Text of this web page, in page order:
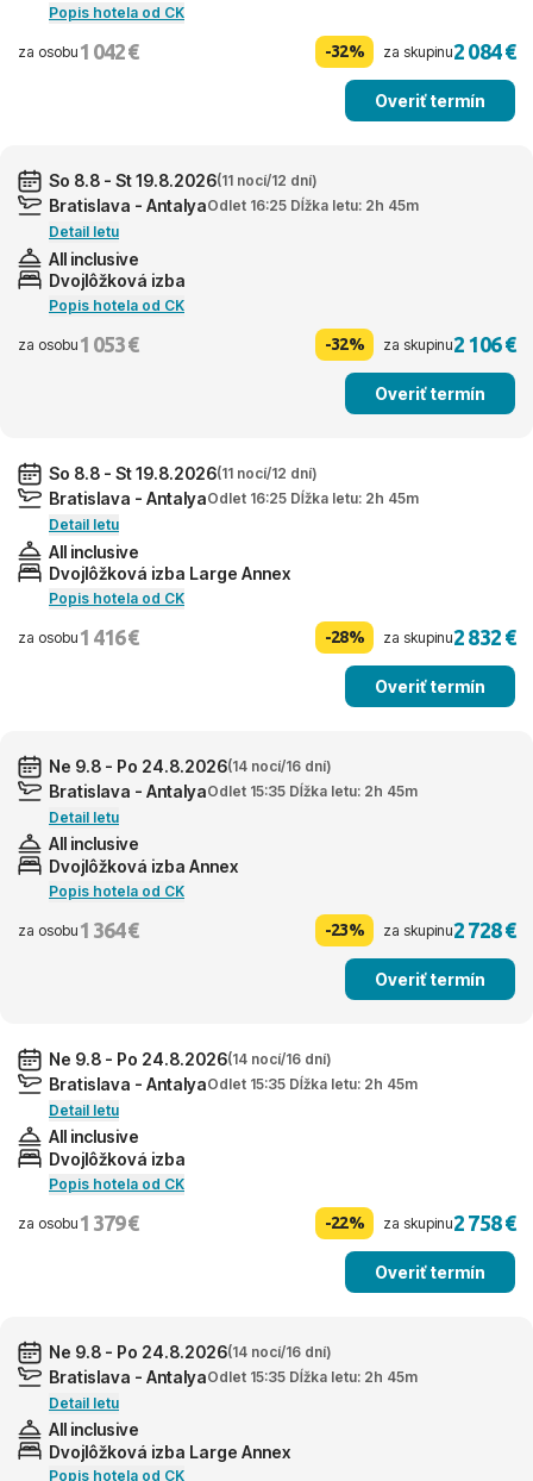
Popis hotela od CK
za osobu 1 042 € -32% za skupinu2 084 €
Overiť termín
So 8.8 - St 19.8.2026(11 nocí/12 dní)
Bratislava - AntalyaOdlet 16:25 Dĺžka letu: 2h 45m
Detail letu
All inclusive
Dvojlôžková izba
Popis hotela od CK
za osobu 1 053 € -32% za skupinu2 106 €
Overiť termín
So 8.8 - St 19.8.2026(11 nocí/12 dní)
Bratislava - AntalyaOdlet 16:25 Dĺžka letu: 2h 45m
Detail letu
All inclusive
Dvojlôžková izba Large Annex
Popis hotela od CK
za osobu 1 416 € -28% za skupinu2 832 €
Overiť termín
Ne 9.8 - Po 24.8.2026(14 nocí/16 dní)
Bratislava - AntalyaOdlet 15:35 Dĺžka letu: 2h 45m
Detail letu
All inclusive
Dvojlôžková izba Annex
Popis hotela od CK
za osobu 1 364 € -23% za skupinu2 728 €
Overiť termín
Ne 9.8 - Po 24.8.2026(14 nocí/16 dní)
Bratislava - AntalyaOdlet 15:35 Dĺžka letu: 2h 45m
Detail letu
All inclusive
Dvojlôžková izba
Popis hotela od CK
za osobu 1 379 € -22% za skupinu2 758 €
Overiť termín
Ne 9.8 - Po 24.8.2026(14 nocí/16 dní)
Bratislava - AntalyaOdlet 15:35 Dĺžka letu: 2h 45m
Detail letu
All inclusive
Dvojlôžková izba Large Annex
Popis hotela od CK